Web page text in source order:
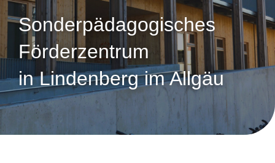
Sonderpädagogisches
Förderzentrum
in Lindenberg im Allgäu